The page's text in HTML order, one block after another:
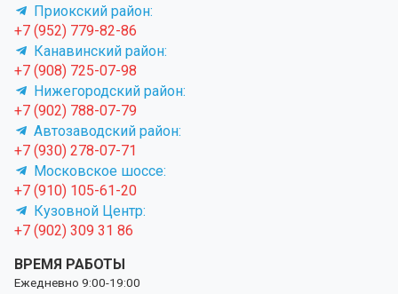
Приокский район:
+7 (952) 779-82-86
Канавинский район:
+7 (908) 725-07-98
Нижегородский район:
+7 (902) 788-07-79
Автозаводский район:
+7 (930) 278-07-71
Московское шоссе:
+7 (910) 105-61-20
Кузовной Центр:
+7 (902) 309 31 86
ВРЕМЯ РАБОТЫ
Ежедневно 9:00-19:00